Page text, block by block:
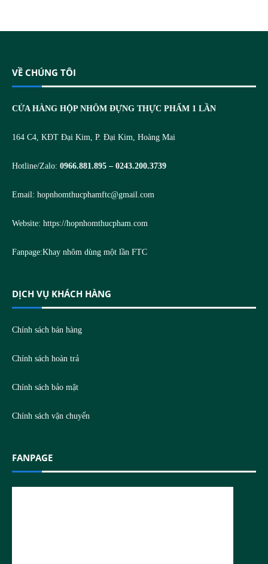
VỀ CHÚNG TÔI
CỬA HÀNG HỘP NHÔM ĐỰNG THỰC PHẨM 1 LẦN
164 C4, KĐT Đại Kim, P. Đại Kim, Hoàng Mai
Hotline/Zalo: 0966.881.895 – 0243.200.3739
Email: hopnhomthucphamftc@gmail.com
Website: https://hopnhomthucpham.com
Fanpage:Khay nhôm dùng một lần FTC
DỊCH VỤ KHÁCH HÀNG
Chính sách bán hàng
Chính sách hoàn trả
Chính sách bảo mật
Chính sách vận chuyển
FANPAGE